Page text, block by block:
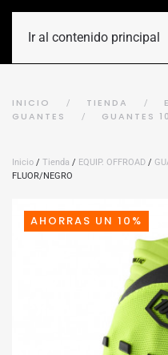
Ir al contenido principal
INICIO TIENDA
GUANTES
GUANTES
Inicio / Tienda / EQUIP. OFFROAD /
FLUOR/NEGRO
AHORRAS UN 10%